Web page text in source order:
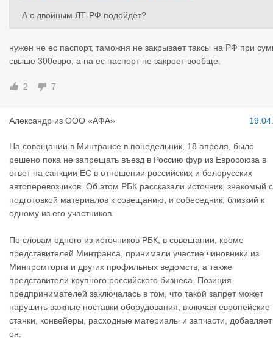
А с двойным ЛТ-РФ подойдёт?
нужен не ес паспорт, таможня не закрывает таксы на РФ при
свыше 300евро, а на ес паспорт не закроет вообще.
2 7
Александр из ООО «АФА»
На совещании в Минтрансе в понедельник, 18 апреля, было
решено пока не запрещать въезд в Россию фур из Евросоюза в
ответ на санкции ЕС в отношении российских и белорусских
автоперевозчиков. Об этом РБК рассказали источник, знакомый с
подготовкой материалов к совещанию, и собеседник, близкий к
одному из его участников.
По словам одного из источников РБК, в совещании, кроме
представителей Минтранса, принимали участие чиновники из
Минпромторга и других профильных ведомств, а также
представители крупного российского бизнеса. Позиция
предпринимателей заключалась в том, что такой запрет может
нарушить важные поставки оборудования, включая европейские
станки, конвейеры, расходные материалы и запчасти, добавляет
он.